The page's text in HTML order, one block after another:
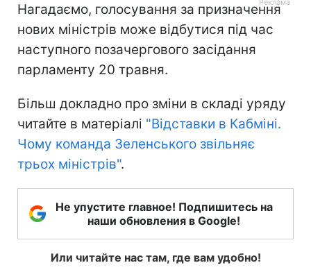
Нагадаємо, голосування за призначення
нових міністрів може відбутися під час
наступного позачергового засідання
парламенту 20 травня.
Більш докладно про зміни в складі уряду
читайте в матеріалі "Відставки в Кабміні.
Чому команда Зеленського звільняє
трьох міністрів".
Не упустите главное! Подпишитесь на
наши обновления в Google!
Или читайте нас там, где вам удобно!